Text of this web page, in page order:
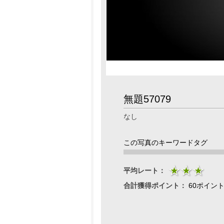
無題57079
なし
この写真のキーワードタグ
平均レート：
合計獲得ポイント： 60ポイント